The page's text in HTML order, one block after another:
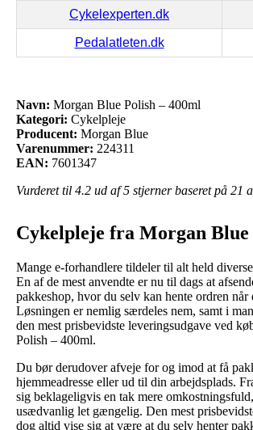
Cykelexperten.dk
Pedalatleten.dk
Navn: Morgan Blue Polish – 400ml
Kategori: Cykelpleje
Producent: Morgan Blue
Varenummer: 224311
EAN: 7601347
Vurderet til 4.2 ud af 5 stjerner baseret på 21
Cykelpleje fra Morgan Blue
Mange e-forhandlere tildeler til alt held
En af de mest anvendte er nu til dags at
pakkeshop, hvor du selv kan hente ordren når
Løsningen er nemlig særdeles nem, samt i
den mest prisbevidste leveringsudgave ved
Polish – 400ml.
Du bør derudover afveje for og imod at få
hjemmeadresse eller ud til din arbejdsplads.
sig beklageligvis en tak mere
usædvanlig let gængelig. Den mest
dog altid vise sig at være at du selv henter